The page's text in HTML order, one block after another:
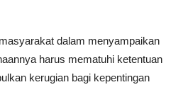
dalam menyampaikan
harus mematuhi ketentuan
kerugian bagi kepentingan